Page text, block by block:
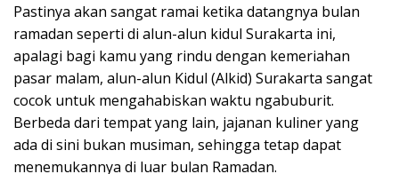
Pastinya akan sangat ramai ketika datangnya bulan
ramadan seperti di alun-alun kidul Surakarta ini,
apalagi bagi kamu yang rindu dengan kemeriahan
pasar malam, alun-alun Kidul (Alkid) Surakarta sangat
cocok untuk mengahabiskan waktu ngabuburit.
Berbeda dari tempat yang lain, jajanan kuliner yang
ada di sini bukan musiman, sehingga tetap dapat
menemukannya di luar bulan Ramadan.